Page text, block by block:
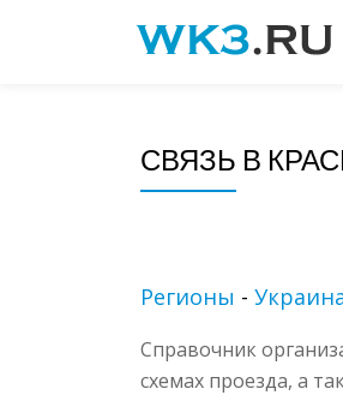
СВЯЗЬ В
Регионы -
Справочник
схемах проезда, а